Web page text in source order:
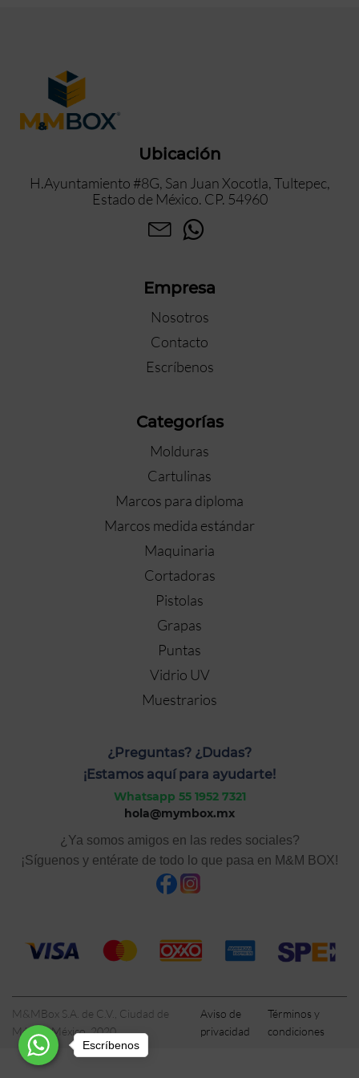
Ubicación
H.Ayuntamiento #8G, San Juan Xocotla, Tultepec,
Estado de México. CP. 54960
Empresa
Nosotros
Contacto
Escríbenos
Categorías
Molduras
Cartulinas
Marcos para diploma
Marcos medida estándar
Maquinaria
Cortadoras
Pistolas
Grapas
Puntas
Vidrio UV
Muestrarios
¿Preguntas? ¿Dudas?
¡Estamos aquí para ayudarte!
Whatsapp 55 1952 7321
hola@mymbox.mx
¿Ya somos amigos en las redes sociales?
¡Síguenos y entérate de todo lo que pasa en M&M BOX!
M&MBox S.A. de C.V., Ciudad de
México, México, 2020
Aviso de
privacidad
Términos y
condiciones
Escríbenos